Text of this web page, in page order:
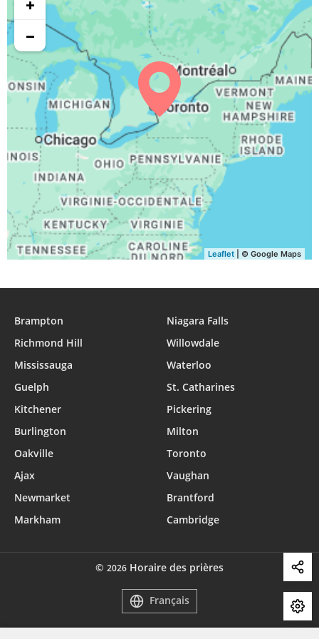
05:37 13:20 19:58 21:03
31, Lu 05:38 06:43 13:20 17:02 19:56 21:01
+
−
Leaflet | © Google Maps
Brampton
Niagara Falls
Richmond Hill
Willowdale
Mississauga
Waterloo
Guelph
St. Catharines
Kitchener
Pickering
Burlington
Milton
Oakville
Toronto
Ajax
Vaughan
Newmarket
Brantford
Markham
Cambridge
© 2026 Horaire des prières
Français